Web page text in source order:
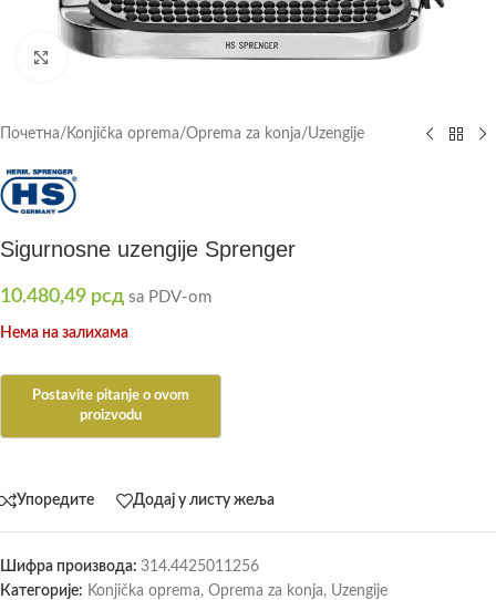
Click to enlarge
Почетна/ Konjička oprema/Oprema za konja/Uzengije
Sigurnosne uzengije Sprenger
10.480,49 рсд sa PDV-om
Нема на залихама
Упоредите Додај у листу жеља
Шифра производа: 314.4425011256
Категорије: Konjička oprema, Oprema za konja, Uzengije